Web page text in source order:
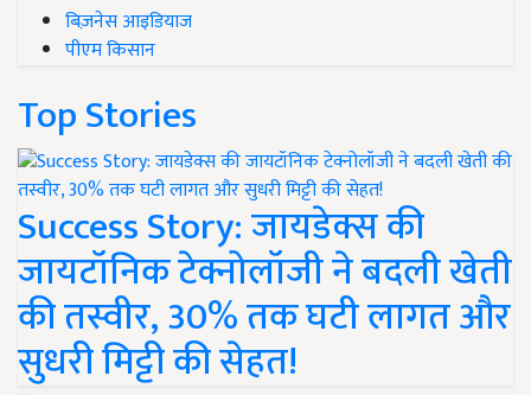
बिज़नेस आइडियाज
पीएम किसान
Top Stories
Success Story: जायडेक्स की
जायटॉनिक टेक्नोलॉजी ने बदली खेती
की तस्वीर, 30% तक घटी लागत और
सुधरी मिट्टी की सेहत!